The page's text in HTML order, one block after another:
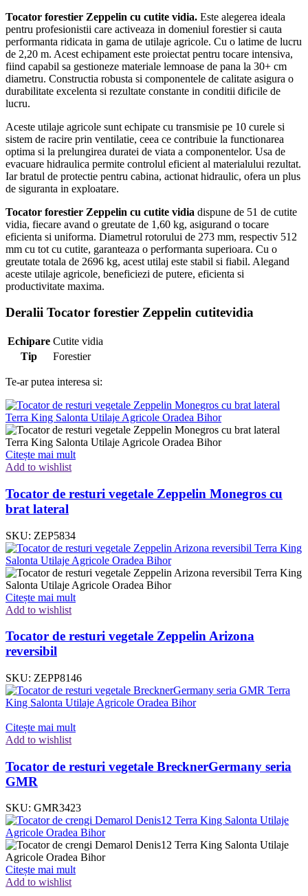
Tocator forestier Zeppelin cu cutite vidia. Este alegerea ideala
pentru profesionistii care activeaza in domeniul forestier si cauta
performanta ridicata in gama de utilaje agricole. Cu o latime de lucru
de 2,20 m. Acest echipament este proiectat pentru tocare intensiva,
fiind capabil sa gestioneze materiale lemnoase de pana la 30+ cm
diametru. Constructia robusta si componentele de calitate asigura o
durabilitate excelenta si rezultate constante in conditii dificile de
lucru.
Aceste utilaje agricole sunt echipate cu transmisie pe 10 curele si
sistem de racire prin ventilatie, ceea ce contribuie la functionarea
optima si la prelungirea duratei de viata a componentelor. Usa de
evacuare hidraulica permite controlul eficient al materialului rezultat.
Iar bratul de protectie pentru cabina, actionat hidraulic, ofera un plus
de siguranta in exploatare.
Tocator forestier Zeppelin cu cutite vidia dispune de 51 de cutite
vidia, fiecare avand o greutate de 1,60 kg, asigurand o tocare
eficienta si uniforma. Diametrul rotorului de 273 mm, respectiv 512
mm cu tot cu cutite, garanteaza o performanta superioara. Cu o
greutate totala de 2696 kg, acest utilaj este stabil si fiabil. Alegand
aceste utilaje agricole, beneficiezi de putere, eficienta si
productivitate maxima.
Deralii Tocator forestier Zeppelin cutitevidia
Echipare Cutite vidia
Tip
Forestier
Te-ar putea interesa si:
Citește mai mult
Add to wishlist
Tocator de resturi vegetale Zeppelin Monegros cu
brat lateral
SKU: ZEP5834
Citește mai mult
Add to wishlist
Tocator de resturi vegetale Zeppelin Arizona
reversibil
SKU: ZEPP8146
Citește mai mult
Add to wishlist
Tocator de resturi vegetale BrecknerGermany seria
GMR
SKU: GMR3423
Citește mai mult
Add to wishlist